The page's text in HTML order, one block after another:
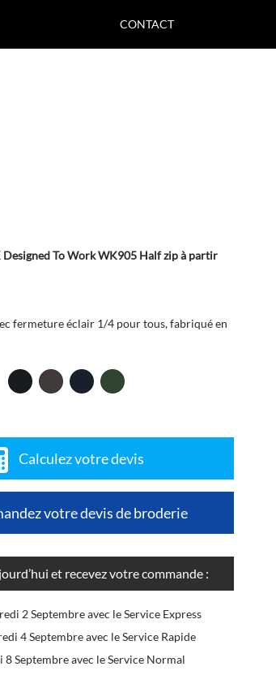
CONTACT
To Work WK905 Half zip à partir
fermeture éclair 1/4 pour tous, fabriqué en
Calculez votre devis
votre devis de broderie
et recevez votre commande :
2 Septembre avec le Service Express
4 Septembre avec le Service Rapide
8 Septembre avec le Service Normal